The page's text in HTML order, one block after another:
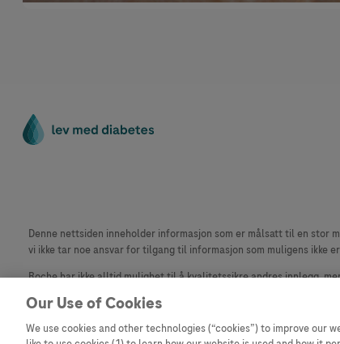
Denne nettsiden inneholder informasjon som er målsatt til en
vi ikke tar noe ansvar for tilgang til informasjon som muligens ikke
Roche har ikke alltid mulighet til å kvalitetssikre andres innlegg,
materiale fra dette nettstedet for bruk annet sted er ikke tillatt
Our Use of Cookies
We use cookies and other technologies (“cookies”) to improve our